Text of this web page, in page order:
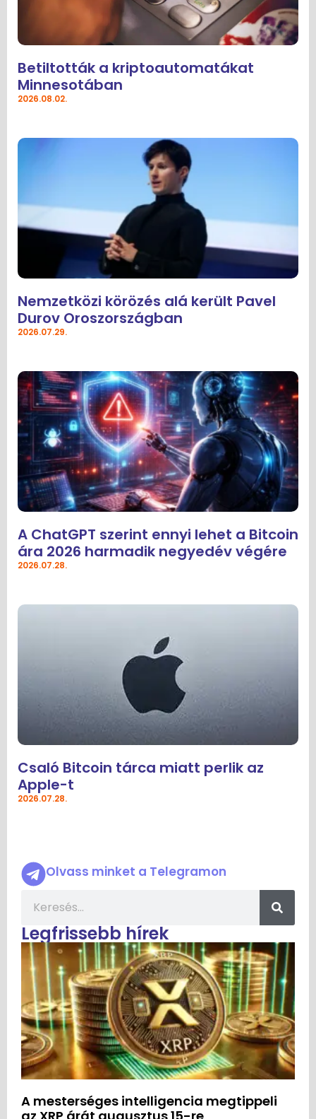
Betiltották a kriptoautomatákat
Minnesotában
2026.08.02.
Nemzetközi körözés alá került Pavel
Durov Oroszországban
2026.07.29.
A ChatGPT szerint ennyi lehet a Bitcoin
ára 2026 harmadik negyedév végére
2026.07.28.
Csaló Bitcoin tárca miatt perlik az
Apple-t
2026.07.28.
Olvass minket a Telegramon
Legfrissebb hírek
A mesterséges intelligencia megtippeli